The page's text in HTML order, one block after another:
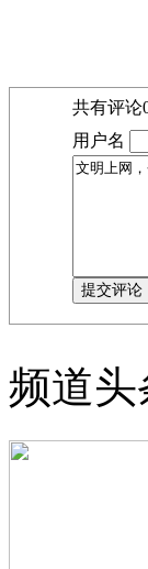
共有评论
用户名
频道头